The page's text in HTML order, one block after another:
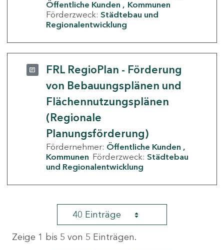
Öffentliche Kunden
Kommunen
Förderzweck: Städtebau und
Regionalentwicklung
FRL RegioPlan - Förderung
von Bebauungsplänen und
Flächennutzungsplänen
(Regionale
Planungsförderung)
Fördernehmer: Öffentliche Kunden
Kommunen Förderzweck: Städtebau
und Regionalentwicklung
40 Einträge
Zeige 1 bis 5 von 5 Einträgen.